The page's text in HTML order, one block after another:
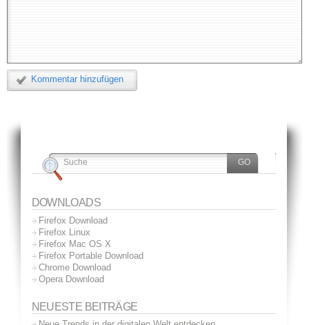
Kommentar hinzufügen
DOWNLOADS
Firefox Download
Firefox Linux
Firefox Mac OS X
Firefox Portable Download
Chrome Download
Opera Download
NEUESTE BEITRÄGE